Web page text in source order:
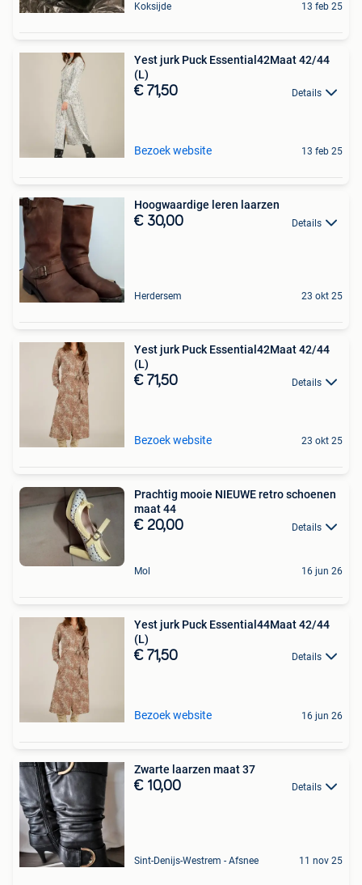
Koksijde 13 feb 25
Yest jurk Puck Essential42Maat 42/44
(L)
€ 71,50 Details
Bezoek website 13 feb 25
Hoogwaardige leren laarzen
€ 30,00 Details
Herdersem 23 okt 25
Yest jurk Puck Essential42Maat 42/44
(L)
€ 71,50 Details
Bezoek website 23 okt 25
Prachtig mooie NIEUWE retro schoenen
maat 44
€ 20,00 Details
Mol 16 jun 26
Yest jurk Puck Essential44Maat 42/44
(L)
€ 71,50 Details
Bezoek website 16 jun 26
Zwarte laarzen maat 37
€ 10,00 Details
Sint-Denijs-Westrem - Afsnee 11 nov 25